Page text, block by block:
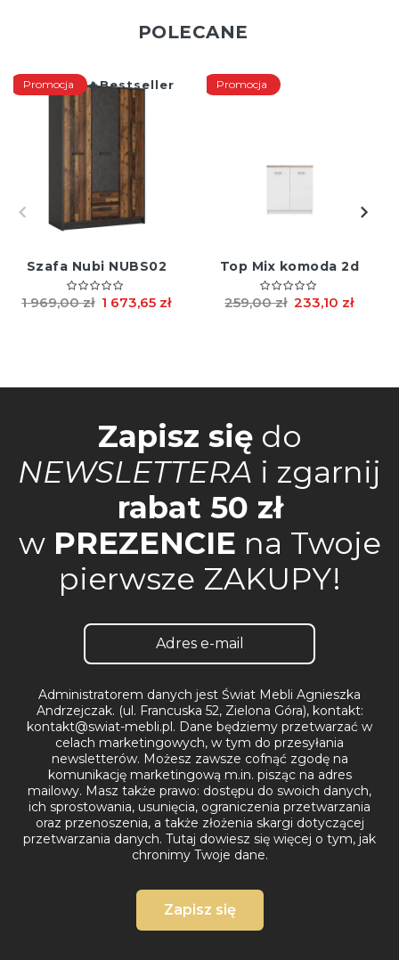
POLECANE
Bestseller
Promocja
Szafa Nubi NUBS02
1 673,65 zł
1 969,00 zł
Promocja
Top Mix komoda 2d
233,10 zł
259,00 zł
Zapisz siędo
NEWSLETTERA i zgarnij
rabat 50 zł
w PREZENCIE na Twoje
pierwsze ZAKUPY!
Administratorem danych jest Świat Mebli Agnieszka
Andrzejczak. (ul. Francuska 52, Zielona Góra), kontakt:
kontakt@swiat-mebli.pl. Dane będziemy przetwarzać w
celach marketingowych, w tym do przesyłania
newsletterów. Możesz zawsze cofnąć zgodę na
komunikację marketingową m.in. pisząc na adres
mailowy. Masz także prawo: dostępu do swoich danych,
ich sprostowania, usunięcia, ograniczenia przetwarzania
oraz przenoszenia, a także złożenia skargi dotyczącej
przetwarzania danych. Tutaj dowiesz się więcej o tym, jak
chronimy Twoje dane.
Zapisz się